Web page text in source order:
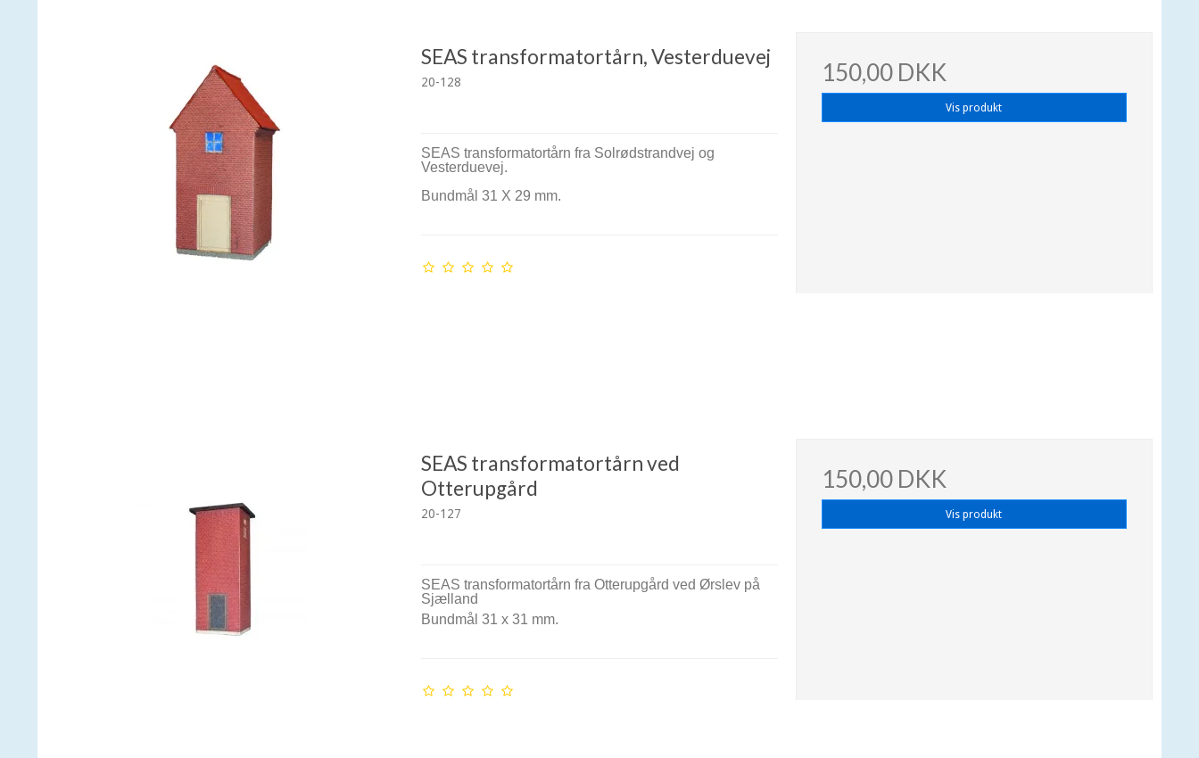
SEAS transformatortårn, Vesterduevej
20-128
SEAS transformatortårn fra Solrødstrandvej og
Vesterduevej.
Bundmål 31 X 29 mm.
150,00 DKK
Vis produkt
SEAS transformatortårn ved
Otterupgård
20-127
SEAS transformatortårn fra Otterupgård ved Ørslev på
Sjælland
Bundmål 31 x 31 mm.
150,00 DKK
Vis produkt